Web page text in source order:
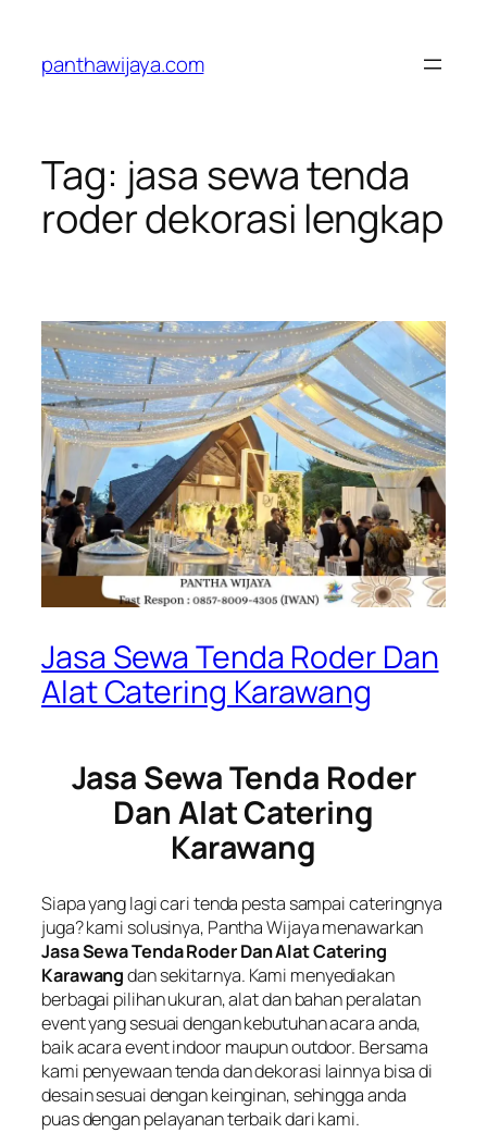
konten
panthawijaya.com
Tag: jasa sewa tenda
roder dekorasi lengkap
Jasa Sewa Tenda Roder Dan
Alat Catering Karawang
Jasa Sewa Tenda Roder
Dan Alat Catering
Karawang
Siapa yang lagi cari tenda pesta sampai cateringnya
juga? kami solusinya, Pantha Wijaya menawarkan
Jasa Sewa Tenda Roder Dan Alat Catering
Karawangdan sekitarnya. Kami menyediakan
berbagai pilihan ukuran, alat dan bahan peralatan
event yang sesuai dengan kebutuhan acara anda,
baik acara event indoor maupun outdoor. Bersama
kami penyewaan tenda dan dekorasi lainnya bisa di
desain sesuai dengan keinginan, sehingga anda
puas dengan pelayanan terbaik dari kami.